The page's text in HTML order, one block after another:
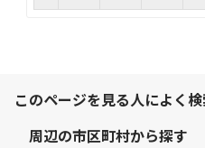
このページを見る人によく
周辺の市区町村から探す